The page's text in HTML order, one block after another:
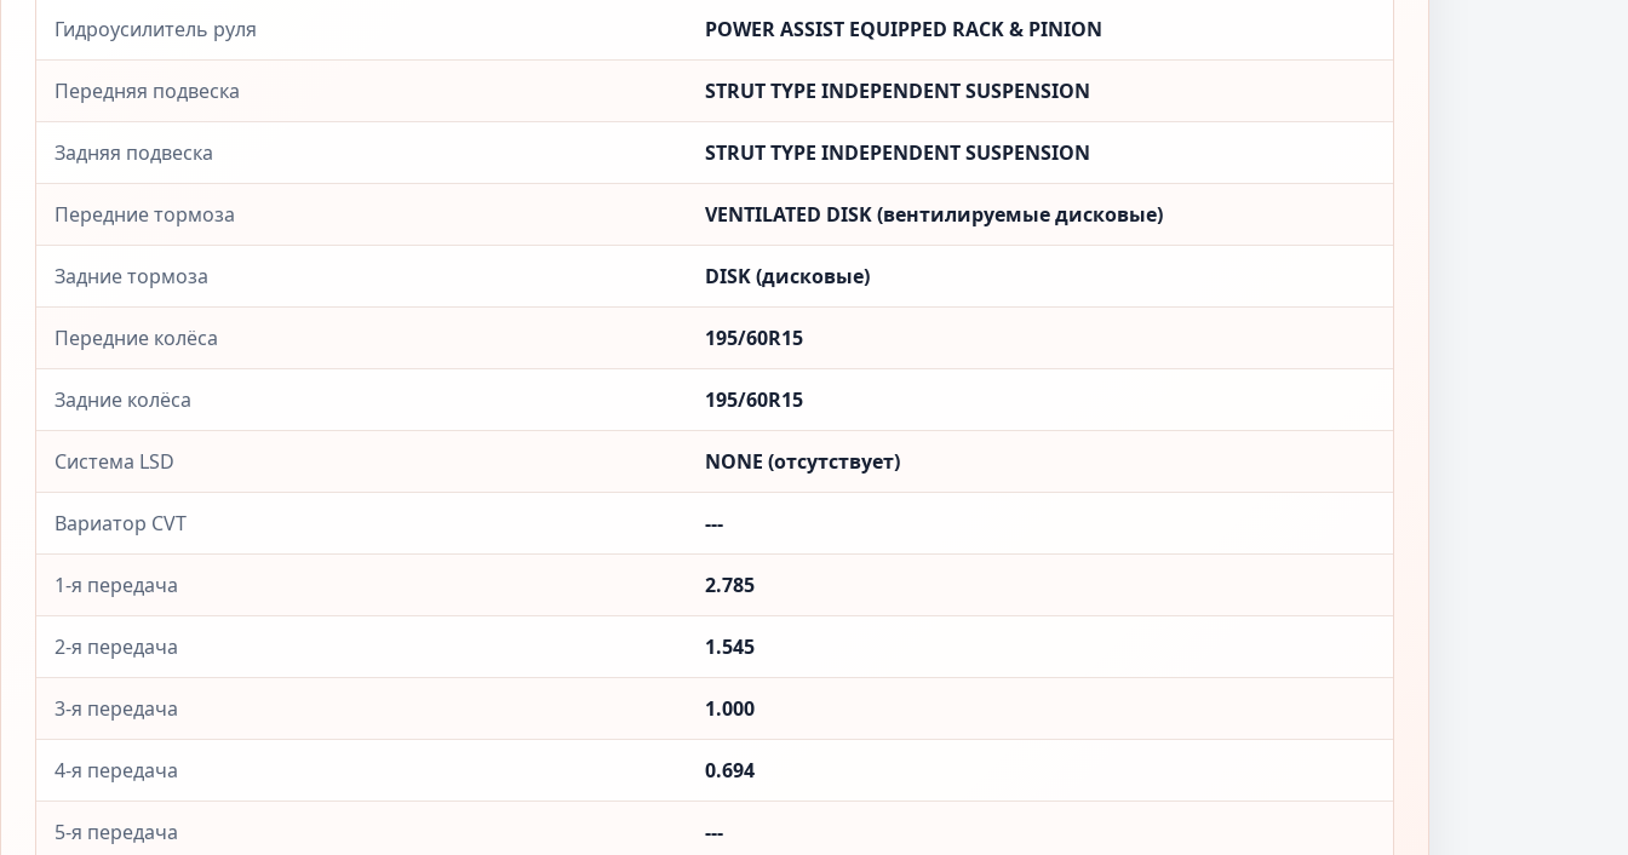
Гидроусилитель руля POWER ASSIST EQUIPPED RACK & PINION
Передняя подвеска STRUT TYPE INDEPENDENT SUSPENSION
Задняя подвеска STRUT TYPE INDEPENDENT SUSPENSION
Передние тормоза VENTILATED DISK (вентилируемые дисковые)
Задние тормоза DISK (дисковые)
Передние колёса 195/60R15
Задние колёса 195/60R15
Система LSD NONE (отсутствует)
Вариатор CVT ---
1-я передача 2.785
2-я передача 1.545
3-я передача 1.000
4-я передача 0.694
5-я передача ---